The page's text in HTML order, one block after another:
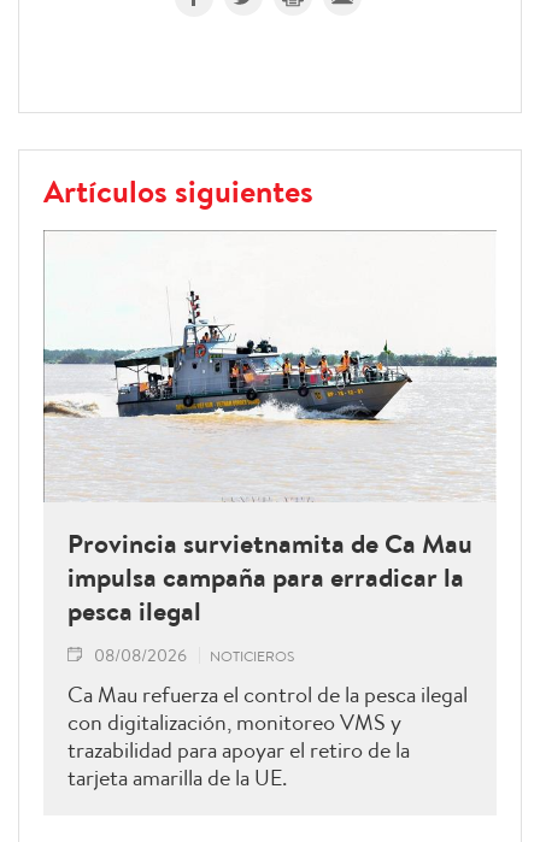
Artículos siguientes
Provincia survietnamita de Ca Mau
impulsa campaña para erradicar la
pesca ilegal
08/08/2026 NOTICIEROS
Ca Mau refuerza el control de la pesca ilegal
con digitalización, monitoreo VMS y
trazabilidad para apoyar el retiro de la
tarjeta amarilla de la UE.